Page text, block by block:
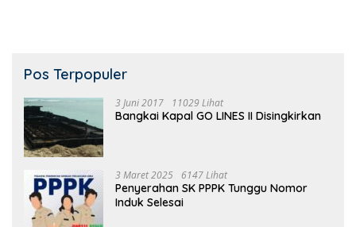
Pos Terpopuler
3 Juni 2017 11029 Lihat
Bangkai Kapal GO LINES II Disingkirkan
3 Maret 2025 6147 Lihat
Penyerahan SK PPPK Tunggu Nomor
Induk Selesai